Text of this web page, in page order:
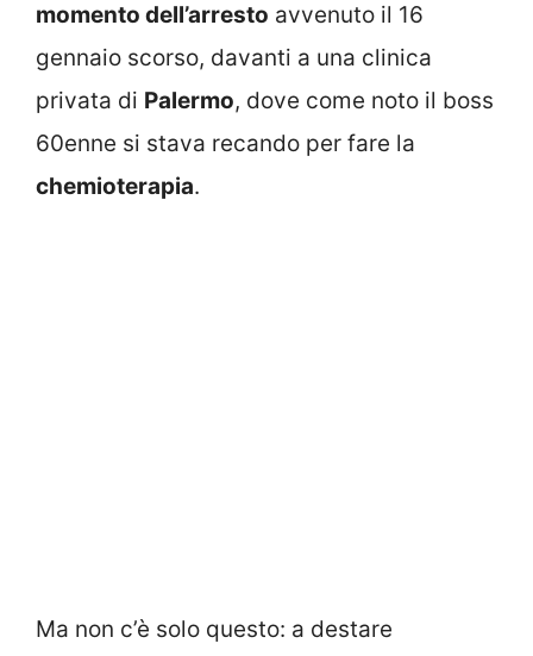
momento dell’arresto avvenuto il 16
gennaio scorso, davanti a una clinica
privata di Palermo, dove come noto il boss
60enne si stava recando per fare la
chemioterapia.
Ma non c’è solo questo: a destare